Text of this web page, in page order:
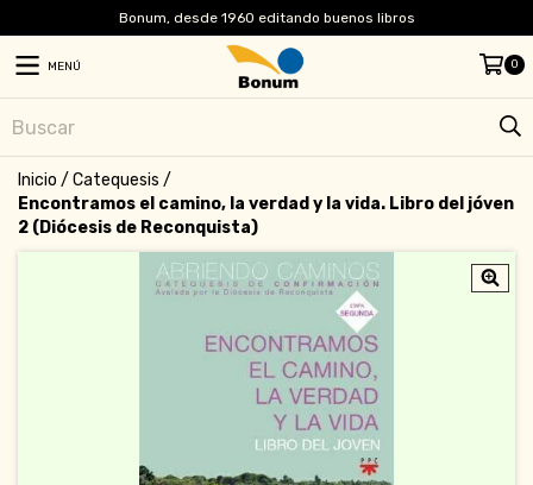
Bonum, desde 1960 editando buenos libros
MENÚ 0
Inicio / Catequesis /
Encontramos el camino, la verdad y la vida. Libro del jóven
2 (Diócesis de Reconquista)